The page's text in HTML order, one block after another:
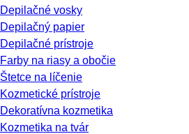
Depilačné vosky
Depilačný papier
Depilačné prístroje
Farby na riasy a obočie
Štetce na líčenie
Kozmetické prístroje
Dekoratívna kozmetika
Kozmetika na tvár